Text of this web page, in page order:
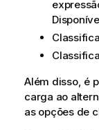
Além disso, é
carga ao
as opções de